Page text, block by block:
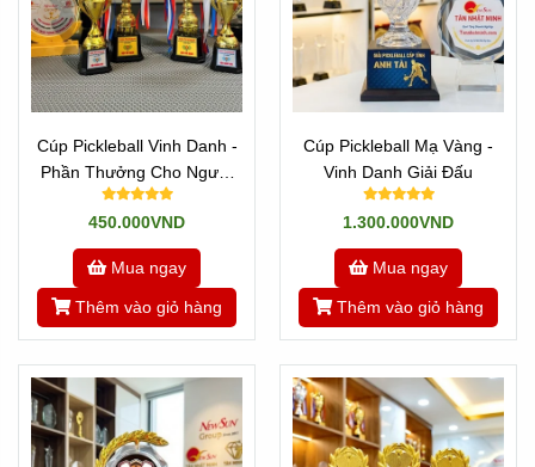
Cúp Pickleball Vinh Danh -
Phần Thưởng Cho Người
Xuất Sắc
450.000VND
Mua ngay
Thêm vào giỏ hàng
Cúp Pickleball Mạ Vàng -
Vinh Danh Giải Đấu
1.300.000VND
Mua ngay
Thêm vào giỏ hàng